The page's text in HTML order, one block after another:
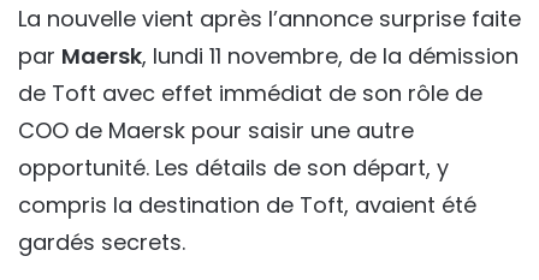
La nouvelle vient après l’annonce surprise faite
par Maersk, lundi 11 novembre, de la démission
de Toft avec effet immédiat de son rôle de
COO de Maersk pour saisir une autre
opportunité. Les détails de son départ, y
compris la destination de Toft, avaient été
gardés secrets.